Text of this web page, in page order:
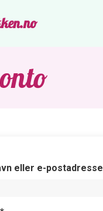
eller e-postadresse